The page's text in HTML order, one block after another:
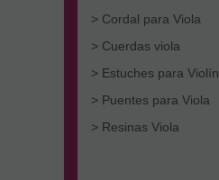
> Cordal para Viola
> Cuerdas viola
> Estuches para Violín
> Puentes para Viola
> Resinas Viola